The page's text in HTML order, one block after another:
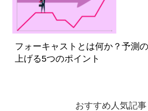
フォーキャストとは何か？予測
上げる5つのポイント
おすすめ人気記事